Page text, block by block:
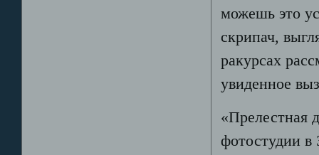
можешь это
скрипач,
ракурсах
увиденное
«Прелестная
фотостудии в